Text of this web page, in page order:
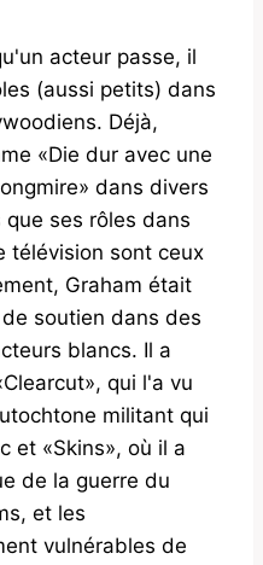
acteur passe, il
(aussi petits) dans
Déjà,
«Die dur avec une
dans divers
ses rôles dans
télévision sont ceux
Graham était
soutien dans des
blancs. Il a
qui l'a vu
militant qui
et «Skins», où il a
de la guerre du
et les
vulnérables de